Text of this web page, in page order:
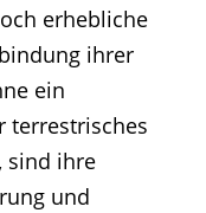
erhebliche
ihrer
ein
terrestrisches
sind ihre
und